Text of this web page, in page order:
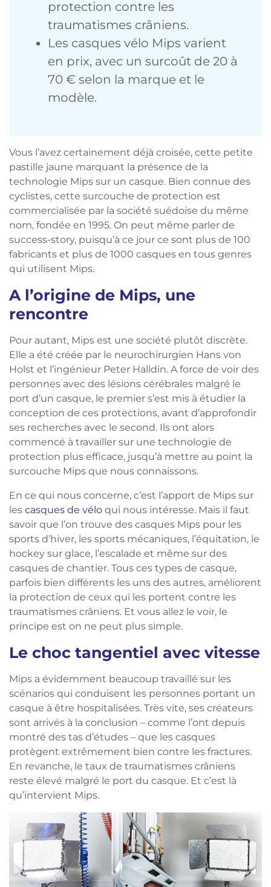
protection contre les
traumatismes crâniens.
Les casques vélo Mips varient
en prix, avec un surcoût de 20 à
70 € selon la marque et le
modèle.
Vous l’avez certainement déjà croisée, cette petite
pastille jaune marquant la présence de la
technologie Mips sur un casque. Bien connue des
cyclistes, cette surcouche de protection est
commercialisée par la société suédoise du même
nom, fondée en 1995. On peut même parler de
success-story, puisqu’à ce jour ce sont plus de 100
fabricants et plus de 1000 casques en tous genres
qui utilisent Mips.
A l’origine de Mips, une
rencontre
Pour autant, Mips est une société plutôt discrète.
Elle a été créée par le neurochirurgien Hans von
Holst et l’ingénieur Peter Halldin. A force de voir des
personnes avec des lésions cérébrales malgré le
port d’un casque, le premier s’est mis à étudier la
conception de ces protections, avant d’approfondir
ses recherches avec le second. Ils ont alors
commencé à travailler sur une technologie de
protection plus efficace, jusqu’à mettre au point la
surcouche Mips que nous connaissons.
En ce qui nous concerne, c’est l’apport de Mips sur
les casques de vélo qui nous intéresse. Mais il faut
savoir que l’on trouve des casques Mips pour les
sports d’hiver, les sports mécaniques, l’équitation, le
hockey sur glace, l’escalade et même sur des
casques de chantier. Tous ces types de casque,
parfois bien différents les uns des autres, améliorent
la protection de ceux qui les portent contre les
traumatismes crâniens. Et vous allez le voir, le
principe est on ne peut plus simple.
Le choc tangentiel avec vitesse
Mips a évidemment beaucoup travaillé sur les
scénarios qui conduisent les personnes portant un
casque à être hospitalisées. Très vite, ses créateurs
sont arrivés à la conclusion – comme l’ont depuis
montré des tas d’études – que les casques
protègent extrêmement bien contre les fractures.
En revanche, le taux de traumatismes crâniens
reste élevé malgré le port du casque. Et c’est là
qu’intervient Mips.